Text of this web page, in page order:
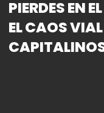
PIERDES EN
EL CAOS